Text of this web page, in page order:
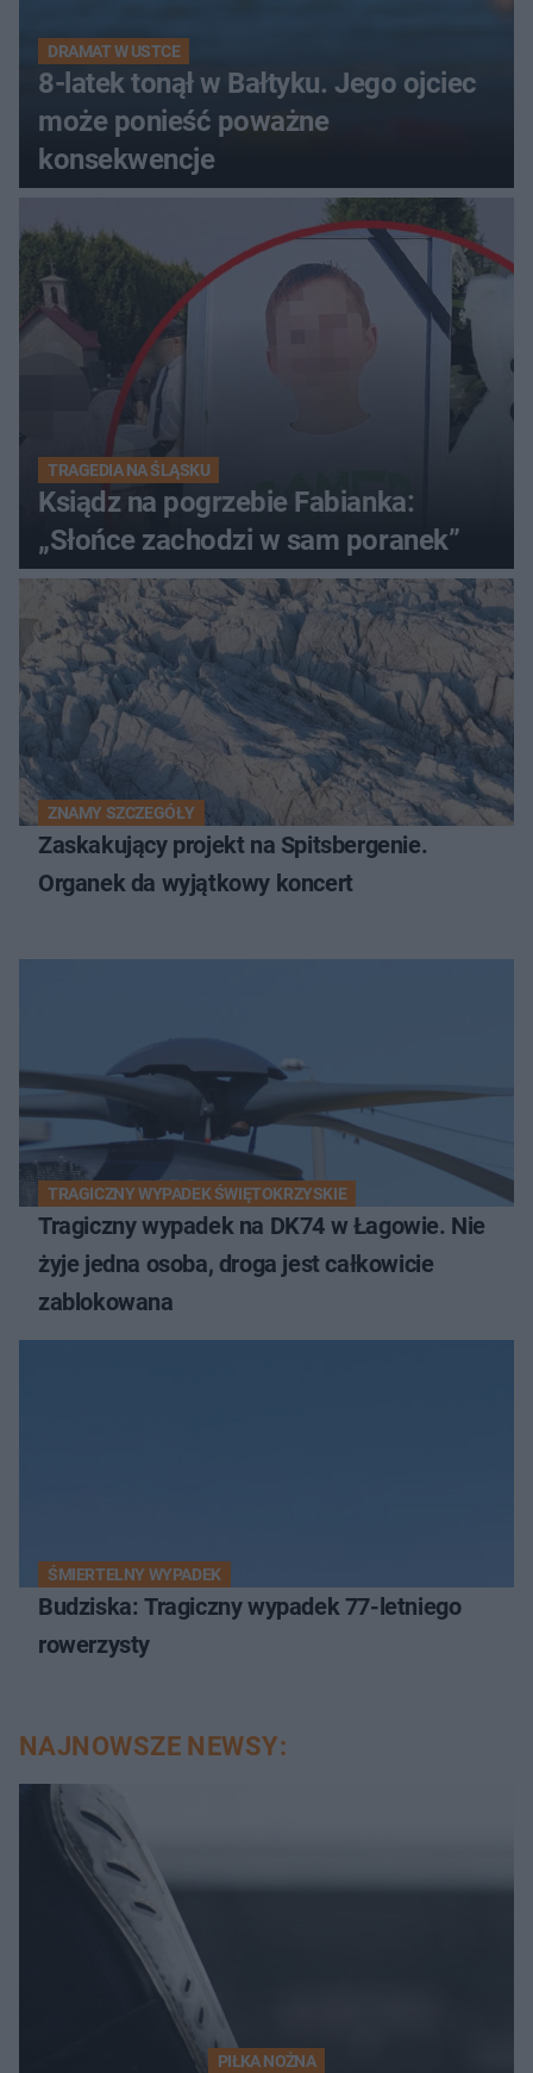
DRAMAT W USTCE
8-latek tonął w Bałtyku. Jego ojciec
może ponieść poważne
konsekwencje
TRAGEDIA NA ŚLĄSKU
Ksiądz na pogrzebie Fabianka:
„Słońce zachodzi w sam poranek”
ZNAMY SZCZEGÓŁY
Zaskakujący projekt na Spitsbergenie.
Organek da wyjątkowy koncert
TRAGICZNY WYPADEK ŚWIĘTOKRZYSKIE
Tragiczny wypadek na DK74 w Łagowie. Nie
żyje jedna osoba, droga jest całkowicie
zablokowana
ŚMIERTELNY WYPADEK
Budziska: Tragiczny wypadek 77-letniego
rowerzysty
NAJNOWSZE NEWSY:
PIŁKA NOŻNA